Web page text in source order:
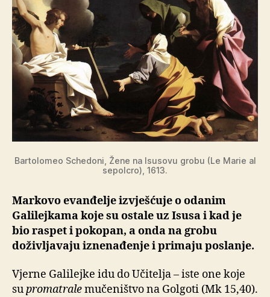
Bartolomeo Schedoni, Žene na Isusovu grobu (Le Marie al
sepolcro), 1613.
Markovo evanđelje izvješćuje o odanim
Galilejkama koje su ostale uz Isusa i kad je
bio raspet i pokopan, a onda na grobu
doživljavaju iznenađenje i primaju poslanje.
Vjerne Galilejke idu do Učitelja – iste one koje
supromatralemučeništvo na Golgoti (Mk 15,40).